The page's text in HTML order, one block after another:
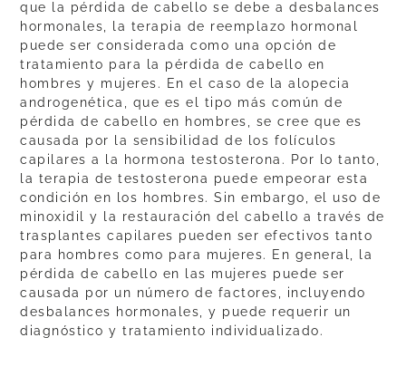
que la pérdida de cabello se debe a desbalances
hormonales, la terapia de reemplazo hormonal
puede ser considerada como una opción de
tratamiento para la pérdida de cabello en
hombres y mujeres. En el caso de la alopecia
androgenética, que es el tipo más común de
pérdida de cabello en hombres, se cree que es
causada por la sensibilidad de los folículos
capilares a la hormona testosterona. Por lo tanto,
la terapia de testosterona puede empeorar esta
condición en los hombres. Sin embargo, el uso de
minoxidil y la restauración del cabello a través de
trasplantes capilares pueden ser efectivos tanto
para hombres como para mujeres. En general, la
pérdida de cabello en las mujeres puede ser
causada por un número de factores, incluyendo
desbalances hormonales, y puede requerir un
diagnóstico y tratamiento individualizado.